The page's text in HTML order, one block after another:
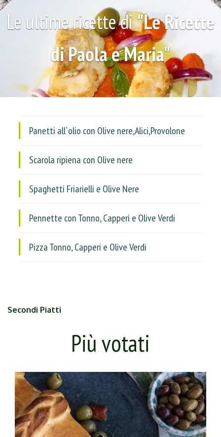
Le ultime ricette di"Le Ricette
di Paola e Maria"
Panetti all`olio con Olive nere,Alici,Provolone
Scarola ripiena con Olive nere
Spaghetti Friarielli e Olive Nere
Pennette con Tonno, Capperi e Olive Verdi
Pizza Tonno, Capperi e Olive Verdi
Secondi Piatti
Più votati